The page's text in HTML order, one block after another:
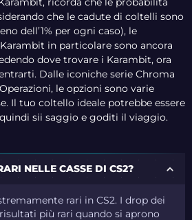
che le cadute di coltelli sono
dell’1% per ogni caso), le
in particolare sono ancora
dove trovare i Karambit, ora
Dalle iconiche serie Chroma
le opzioni sono varie
Il tuo coltello ideale potrebbe essere
sii saggio e goditi il viaggio.
NELLE CASSE DI CS2?
rari in CS2. I drop dei
più rari quando si aprono